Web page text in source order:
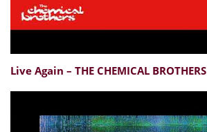
Live Again – THE CHEMICAL BROTHERS